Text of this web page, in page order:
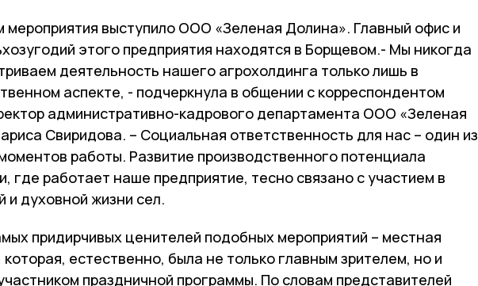
мероприятия выступило ООО «Зеленая Долина». Главный офис и
этого предприятия находятся в Борщевом.- Мы никогда
деятельность нашего агрохолдинга только лишь в
аспекте, - подчеркнула в общении с корреспондентом
административно-кадрового департамента ООО «Зеленая
Свиридова. – Социальная ответственность для нас – один из
работы. Развитие производственного потенциала
где работает наше предприятие, тесно связано с участием в
и духовной жизни сел.
придирчивых ценителей подобных мероприятий – местная
естественно, была не только главным зрителем, но и
праздничной программы. По словам представителей